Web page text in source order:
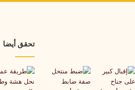
تحقق أيضا